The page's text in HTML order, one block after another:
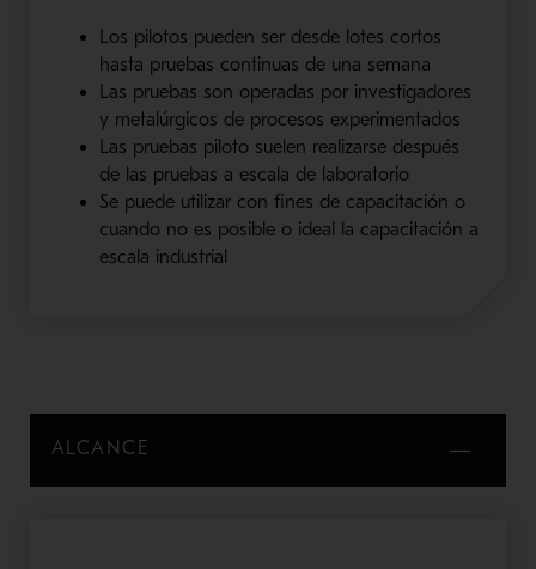
Los pilotos pueden ser desde lotes cortos
hasta pruebas continuas de una semana
Las pruebas son operadas por investigadores
y metalúrgicos de procesos experimentados
Las pruebas piloto suelen realizarse después
de las pruebas a escala de laboratorio
Se puede utilizar con fines de capacitación o
cuando no es posible o ideal la capacitación a
escala industrial
ALCANCE